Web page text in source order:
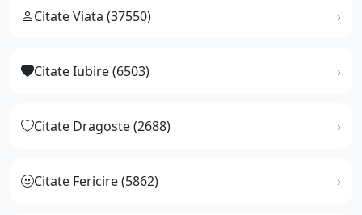
Citate Viata (37550)
Citate Iubire (6503)
Citate Dragoste (2688)
Citate Fericire (5862)